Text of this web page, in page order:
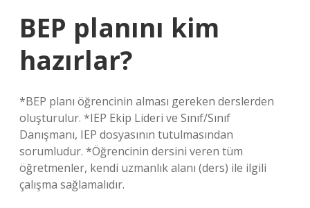
BEP planını kim
hazırlar?
*BEP planı öğrencinin alması gereken derslerden
oluşturulur. *IEP Ekip Lideri ve Sınıf/Sınıf
Danışmanı, IEP dosyasının tutulmasından
sorumludur. *Öğrencinin dersini veren tüm
öğretmenler, kendi uzmanlık alanı (ders) ile ilgili
çalışma sağlamalıdır.